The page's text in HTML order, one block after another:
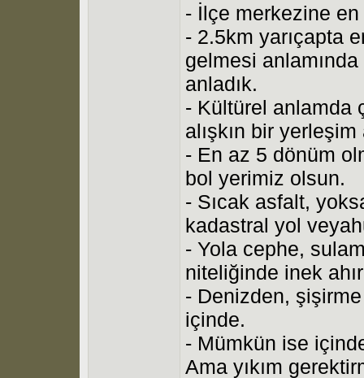
- İlçe merkezine
- 2.5km yarıçapta
gelmesi
anladık.
- Kültürel anlamda
alışkın bir yerleşim
- En az 5 dönüm
bol yerimiz olsun.
- Sıcak asfalt,
kadastral yol
- Yola cephe,
niteliğinde inek
- Denizden,
içinde.
- Mümkün ise
Ama yıkım